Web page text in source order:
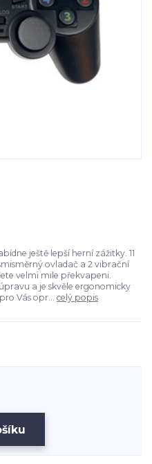
ještě lepší herní zážitky. 11
ovladač a 2 vibrační
velmi mile překvapeni.
a je skvěle ergonomicky
Vás opr... celý popis